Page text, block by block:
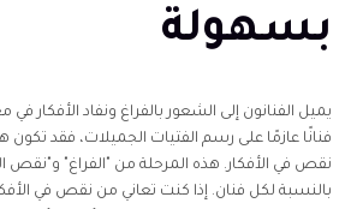
بسهولة
يميل الفنانون إلى الشعور بالفراغ ونفاد الأفكار
فنانًا عازمًا على رسم الفتيات الجميلات، فقد
نقص في الأفكار. هذه المرحلة من "الفراغ" و"نقص
بالنسبة لكل فنان. إذا كنت تعاني من نقص في